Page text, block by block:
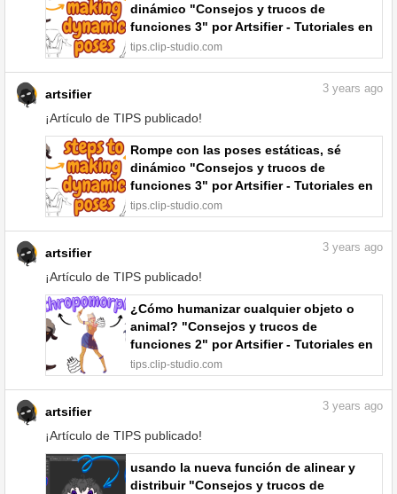
dinámico "Consejos y trucos de
funciones 3" por Artsifier - Tutoriales en
comunidad | CLIP STUDIO TIPS
tips.clip-studio.com
artsifier
¡Artículo de TIPS publicado!
3 years ago
Rompe con las poses estáticas, sé
dinámico "Consejos y trucos de
funciones 3" por Artsifier - Tutoriales en
comunidad | CLIP STUDIO TIPS
tips.clip-studio.com
artsifier
¡Artículo de TIPS publicado!
3 years ago
¿Cómo humanizar cualquier objeto o
animal? "Consejos y trucos de
funciones 2" por Artsifier - Tutoriales en
comunidad | CLIP STUDIO TIPS
tips.clip-studio.com
artsifier
¡Artículo de TIPS publicado!
3 years ago
usando la nueva función de alinear y
distribuir "Consejos y trucos de